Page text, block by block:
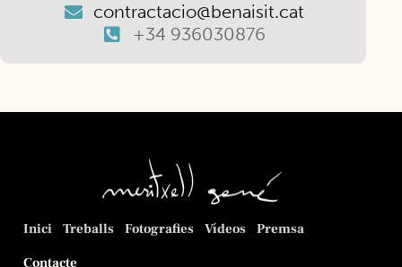
contractacio@benaisit.cat
+34 936030876
Inici Treballs Fotografies Vídeos
Premsa
Contacte